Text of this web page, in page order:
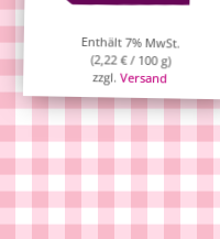
Enthält 7% MwSt.
(2,22€/ 100 g)
zzgl.Versand